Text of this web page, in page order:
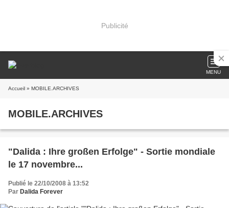
Publicité
MENU
Accueil » MOBILE.ARCHIVES
MOBILE.ARCHIVES
"Dalida : Ihre großen Erfolge" - Sortie mondiale
le 17 novembre...
Publié le 22/10/2008 à 13:52
Par Dalida Forever